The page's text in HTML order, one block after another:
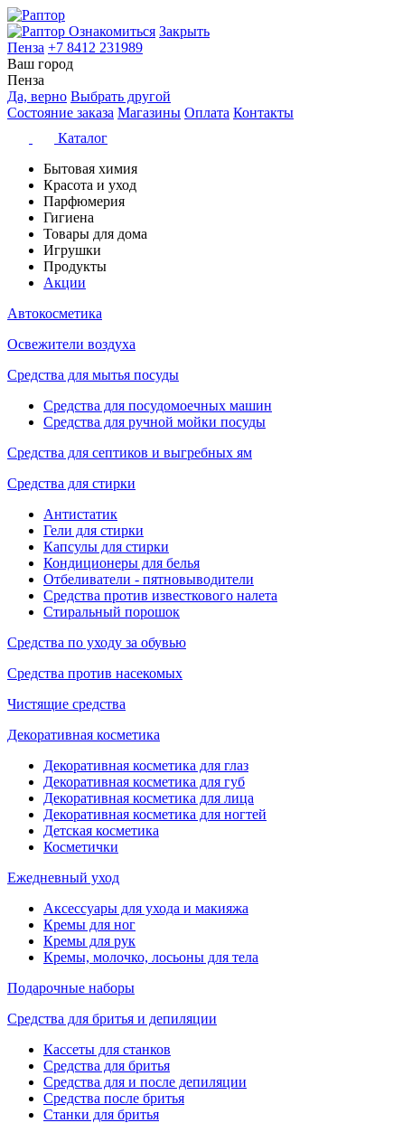
Ознакомиться Закрыть
Пенза +7 8412 231989
Ваш город
Пенза
Да, верно Выбрать другой
Состояние заказа Магазины Оплата Контакты
Каталог
Бытовая химия
Красота и уход
Парфюмерия
Гигиена
Товары для дома
Игрушки
Продукты
Акции
Автокосметика
Освежители воздуха
Средства для мытья посуды
Средства для посудомоечных машин
Средства для ручной мойки посуды
Средства для септиков и выгребных ям
Средства для стирки
Антистатик
Гели для стирки
Капсулы для стирки
Кондиционеры для белья
Отбеливатели - пятновыводители
Средства против известкового налета
Стиральный порошок
Средства по уходу за обувью
Средства против насекомых
Чистящие средства
Декоративная косметика
Декоративная косметика для глаз
Декоративная косметика для губ
Декоративная косметика для лица
Декоративная косметика для ногтей
Детская косметика
Косметички
Ежедневный уход
Аксессуары для ухода и макияжа
Кремы для ног
Кремы для рук
Кремы, молочко, лосьоны для тела
Подарочные наборы
Средства для бритья и депиляции
Кассеты для станков
Средства для бритья
Средства для и после депиляции
Средства после бритья
Станки для бритья